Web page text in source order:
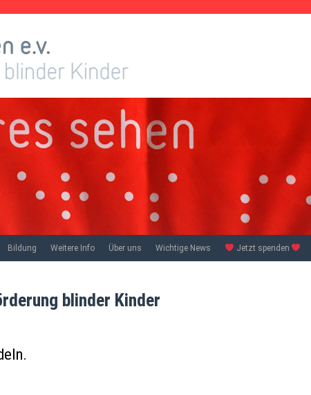
Bildung Weitere Info Über uns Wichtige News Jetzt spenden
blinder Kinder